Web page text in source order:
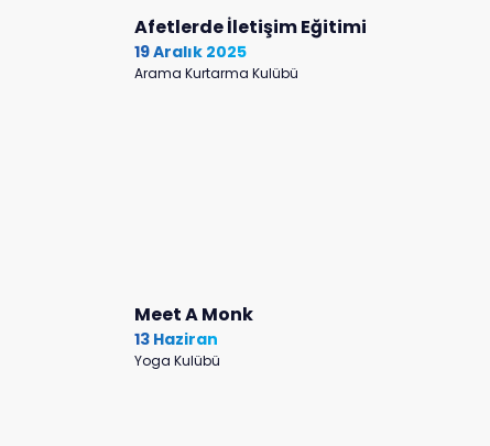
Afetlerde İletişim Eğitimi
19 Aralık 2025
Arama Kurtarma Kulübü
Meet A Monk
13 Haziran
Yoga Kulübü